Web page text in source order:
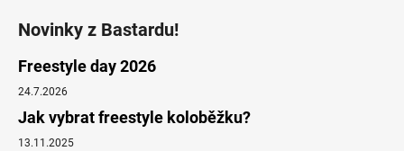
Novinky z Bastardu!
Freestyle day 2026
24.7.2026
Jak vybrat freestyle koloběžku?
13.11.2025